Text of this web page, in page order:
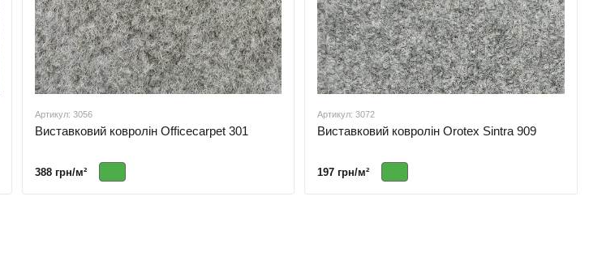
Артикул: 3056
Виставковий ковролін Officecarpet 301
388 грн/м²
Артикул: 3072
Виставковий ковролін Orotex Sintra 909
197 грн/м²